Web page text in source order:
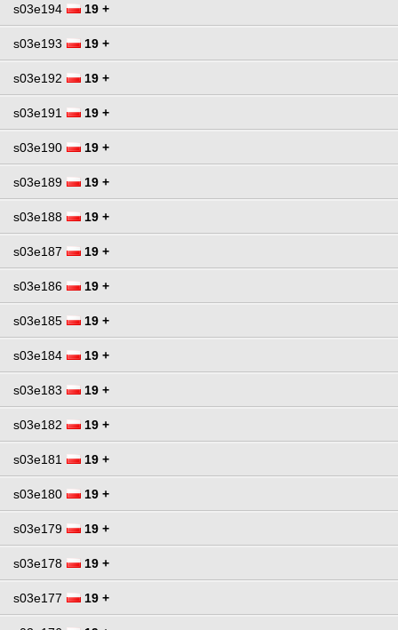
s03e194 19 +
s03e193 19 +
s03e192 19 +
s03e191 19 +
s03e190 19 +
s03e189 19 +
s03e188 19 +
s03e187 19 +
s03e186 19 +
s03e185 19 +
s03e184 19 +
s03e183 19 +
s03e182 19 +
s03e181 19 +
s03e180 19 +
s03e179 19 +
s03e178 19 +
s03e177 19 +